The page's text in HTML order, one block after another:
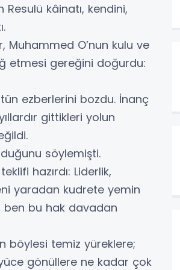
Resulü kâinatı, kendini,
Muhammed O’nun kulu ve
etmesi gereğini doğurdu:
ezberlerini bozdu. İnanç
gittikleri yolun
söylemişti.
hazırdı: Liderlik,
yaradan kudrete yemin
ben bu hak davadan
böylesi temiz yüreklere;
gönüllere ne kadar çok